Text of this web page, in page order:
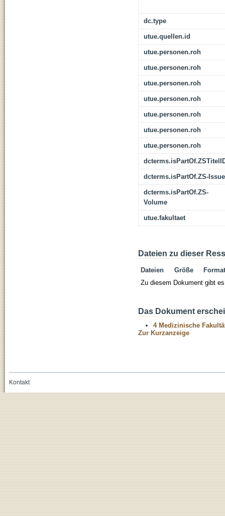
dc.type
utue.quellen.id
utue.personen.roh
utue.personen.roh
utue.personen.roh
utue.personen.roh
utue.personen.roh
utue.personen.roh
utue.personen.roh
dcterms.isPartOf.ZS-Issue
dcterms.isPartOf.ZS-
Volume
utue.fakultaet
Dateien zu dieser
Dateien Größe
Format
Zu diesem Dokument gibt
Das Dokument
4 Medizinische
Zur Kurzanzeige
Kontakt